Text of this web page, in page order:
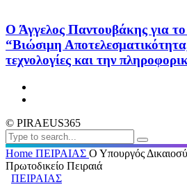
Ο Άγγελος Παντουβάκης για το
“Βιώσιμη Αποτελεσματικότητα,
τεχνολογίες και την
© PIRAEUS365
Home ΠΕΙΡΑΙΑΣ Ο Υπουργός
Πρωτοδικείο Πειραιά
ΠΕΙΡΑΙΑΣ